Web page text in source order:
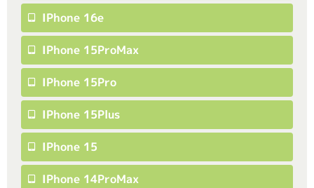
IPhone 16e
IPhone 15ProMax
IPhone 15Pro
IPhone 15Plus
IPhone 15
IPhone 14ProMax